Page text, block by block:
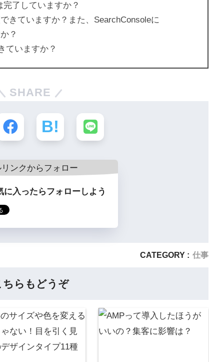
完了していますか？
きていますか？また、SearchConsoleに
？
ていますか？
SHARE
に入ったらフォローしよう
CATEGORY : 仕事
ちらもどうぞ